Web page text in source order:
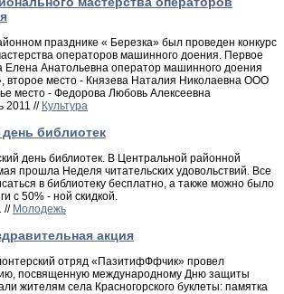
празднике « Березка» был проведен конкурс
операторов машинного доения. Первое
Елена Анатольевна оператор машинного доения
второе место - Князева Наталия Николаевна ООО
место - Федорова Любовь Алексеевна
2011 // Культура
библиотек
день библиотек. В Центральной районной
прошла Неделя читательских удовольствий. Все
в библиотеку бесплатно, а также можно было
с 50% - ной скидкой.
// Молодежь
акция
отряд «ПазитифФфчик» провел
посвященную международному Дню защиты
жителям села Красногорского буклеты: памятка